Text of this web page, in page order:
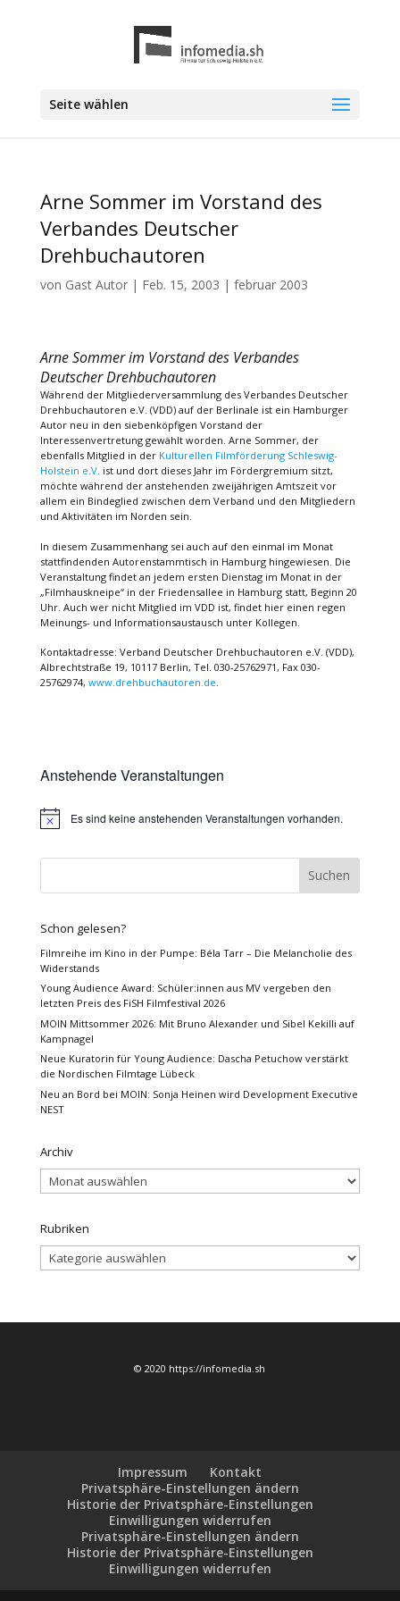
Seite wählen
Arne Sommer im Vorstand des
Verbandes Deutscher
Drehbuchautoren
von Gast Autor| Feb. 15, 2003 | februar 2003
Arne Sommer im Vorstand des Verbandes
Deutscher Drehbuchautoren
Während der Mitgliederversammlung des Verbandes Deutscher
Drehbuchautoren e.V. (VDD) auf der Berlinale ist ein Hamburger
Autor neu in den siebenköpfigen Vorstand der
Interessenvertretung gewählt worden. Arne Sommer, der
ebenfalls Mitglied in der Kulturellen Filmförderung Schleswig-
Holstein e.V. ist und dort dieses Jahr im Fördergremium sitzt,
möchte während der anstehenden zweijährigen Amtszeit vor
allem ein Bindeglied zwischen dem Verband und den Mitgliedern
und Aktivitäten im Norden sein.
In diesem Zusammenhang sei auch auf den einmal im Monat
stattfindenden Autorenstammtisch in Hamburg hingewiesen. Die
Veranstaltung findet an jedem ersten Dienstag im Monat in der
„Filmhauskneipe“ in der Friedensallee in Hamburg statt, Beginn 20
Uhr. Auch wer nicht Mitglied im VDD ist, findet hier einen regen
Meinungs- und Informationsaustausch unter Kollegen.
Kontaktadresse: Verband Deutscher Drehbuchautoren e.V. (VDD),
Albrechtstraße 19, 10117 Berlin, Tel. 030-25762971, Fax 030-
25762974, www.drehbuchautoren.de.
Anstehende Veranstaltungen
HinweisEs sind keine anstehenden Veranstaltungen vorhanden.
Schon gelesen?
Filmreihe im Kino in der Pumpe: Béla Tarr – Die Melancholie des
Widerstands
Young Audience Award: Schüler:innen aus MV vergeben den
letzten Preis des FiSH Filmfestival 2026
MOIN Mittsommer 2026: Mit Bruno Alexander und Sibel Kekilli auf
Kampnagel
Neue Kuratorin für Young Audience: Dascha Petuchow verstärkt
die Nordischen Filmtage Lübeck
Neu an Bord bei MOIN: Sonja Heinen wird Development Executive
NEST
Archiv
Archiv
Rubriken
Rubriken
© 2020 https://infomedia.sh
Impressum
Kontakt
Privatsphäre-Einstellungen ändern
Historie der Privatsphäre-Einstellungen
Einwilligungen widerrufen
Privatsphäre-Einstellungen ändern
Historie der Privatsphäre-Einstellungen
Einwilligungen widerrufen